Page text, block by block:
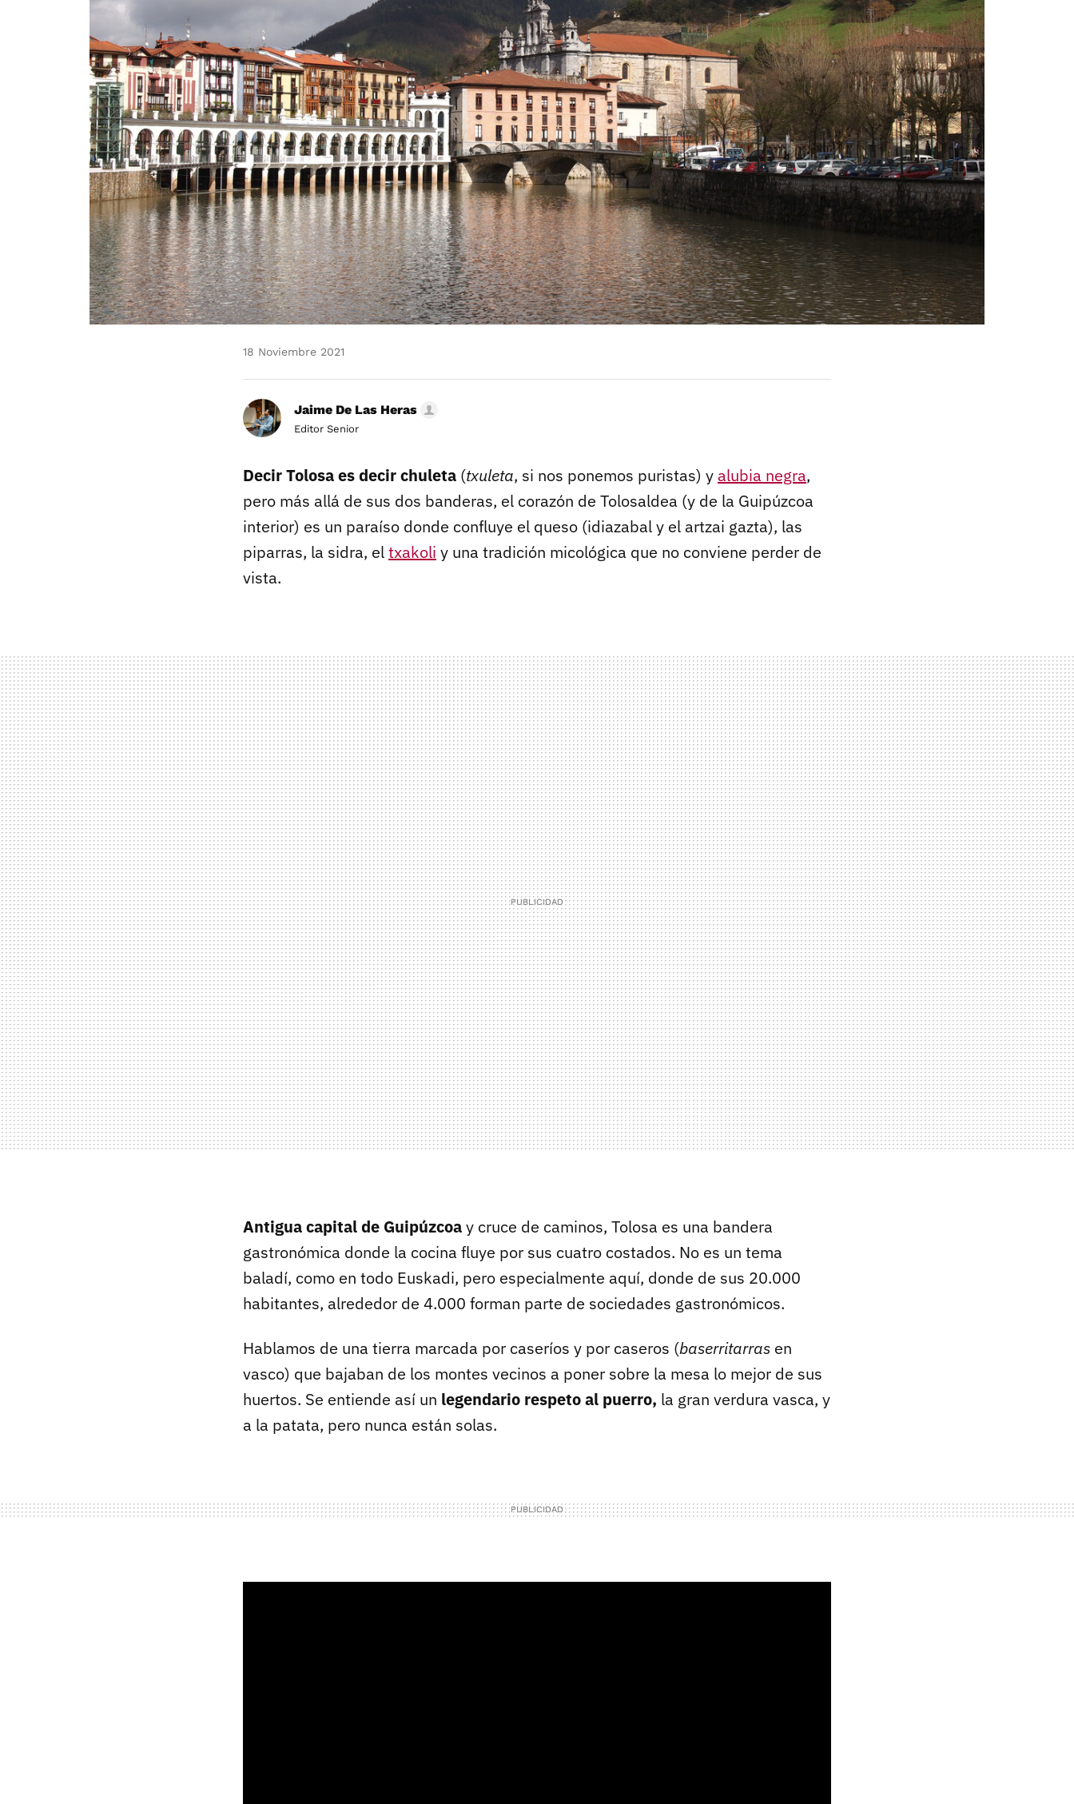
18 Noviembre 2021
Jaime De Las Heras
Editor Senior
Decir Tolosa es decir chuleta (txuleta, si nos ponemos puristas) y alubia negra,
pero más allá de sus dos banderas, el corazón de Tolosaldea (y de la Guipúzcoa
interior) es un paraíso donde confluye el queso (idiazabal y el artzai gazta), las
piparras, la sidra, eltxakoli y una tradición micológica que no conviene perder de
vista.
Antigua capital de Guipúzcoay cruce de caminos, Tolosa es una bandera
gastronómica donde la cocina fluye por sus cuatro costados. No es un tema
baladí, como en todo Euskadi, pero especialmente aquí, donde de sus 20.000
habitantes, alrededor de 4.000 forman parte de sociedades gastronómicos.
Hablamos de una tierra marcada por caseríos y por caseros (baserritarras en
vasco) que bajaban de los montes vecinos a poner sobre la mesa lo mejor de sus
huertos. Se entiende así un legendario respeto al puerro, la gran verdura vasca, y
a la patata, pero nunca están solas.